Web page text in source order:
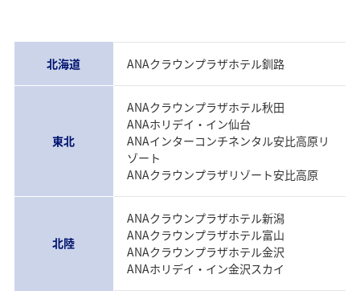
北海道 ANAクラウンプラザホテル釧路
東北
ANAクラウンプラザホテル秋田
ANAホリデイ・イン仙台
ANAインターコンチネンタル安比高原リ
ゾート
ANAクラウンプラザリゾート安比高原
北陸
ANAクラウンプラザホテル新潟
ANAクラウンプラザホテル富山
ANAクラウンプラザホテル金沢
ANAホリデイ・イン金沢スカイ